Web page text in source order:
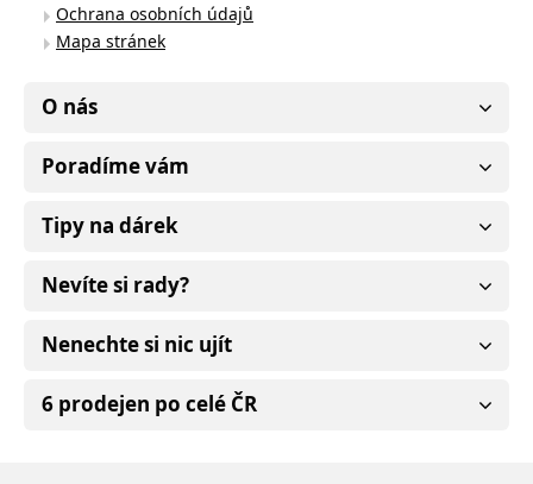
Ochrana osobních údajů
Mapa stránek
O nás
Poradíme vám
Tipy na dárek
Nevíte si rady?
Nenechte si nic ujít
6 prodejen po celé ČR